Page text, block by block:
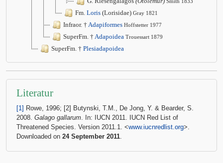
Fm. Loris (Lorisidae) Gray 1821
Infraor. † Adapiformes Hoffstetter 1977
SuperFm. † Adapoidea Trouessart 1879
SuperFm. † Plesiadapoidea
Literatur
[1] Rowe, 1996; [2] Butynski, T.M., De Jong, Y. & Bearder, S.
2008. Galago gallarum. In: IUCN 2011. IUCN Red List of
Threatened Species. Version 2011.1. <www.iucnredlist.org>.
Downloaded on 24 September 2011.